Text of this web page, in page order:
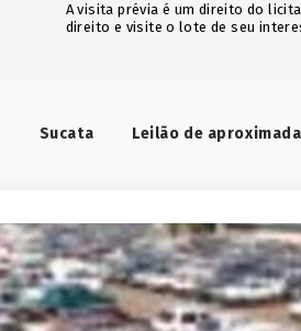
A visita prévia é um direito do
direito e visite o lote de seu
Sucata